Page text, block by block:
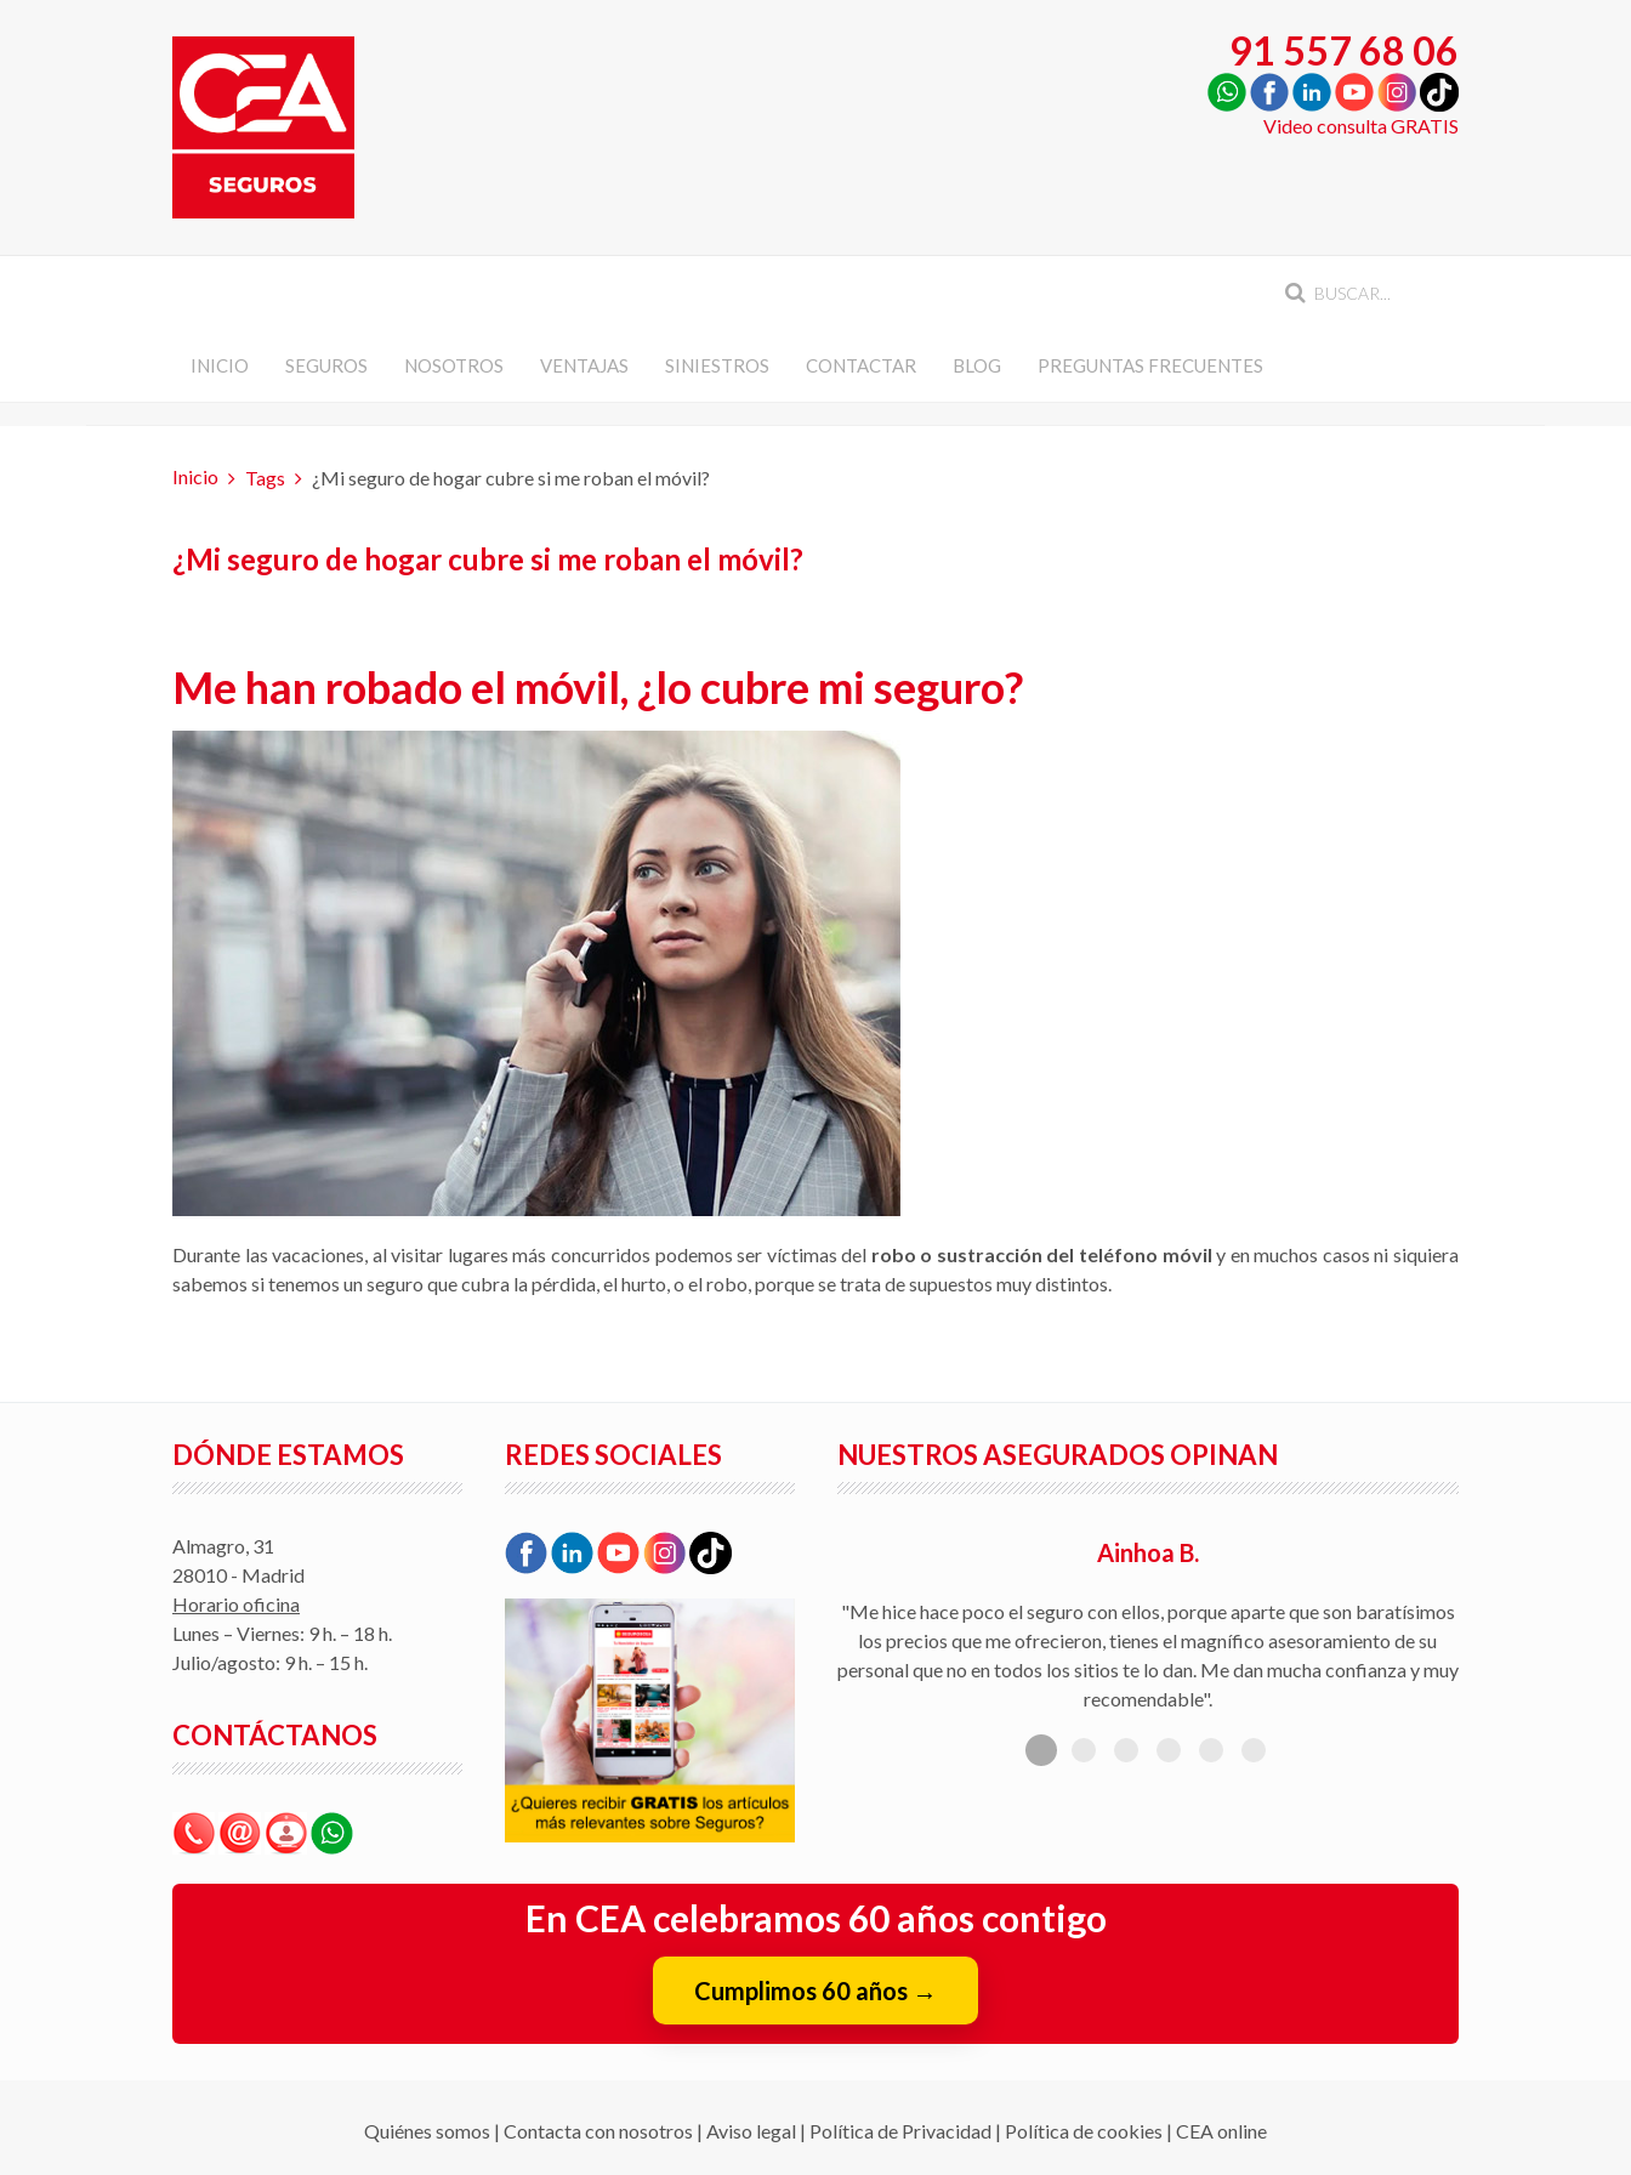
91 557 68 06
Video consulta GRATIS
INICIO SEGUROS NOSOTROS VENTAJAS SINIESTROS CONTACTAR BLOG PREGUNTAS FRECUENTES
Inicio Tags ¿Mi seguro de hogar cubre si me roban el móvil?
¿Mi seguro de hogar cubre si me roban el móvil?
Me han robado el móvil, ¿lo cubre mi seguro?
Durante las vacaciones, al visitar lugares más concurridos podemos ser víctimas del robo o sustracción del teléfono móvil y en muchos casos ni siquiera
sabemos si tenemos un seguro que cubra la pérdida, el hurto, o el robo, porque se trata de supuestos muy distintos.
DÓNDE ESTAMOS
Almagro, 31
28010 - Madrid
Horario oficina
Lunes – Viernes: 9 h. – 18 h.
Julio/agosto: 9 h. – 15 h.
CONTÁCTANOS
REDES SOCIALES NUESTROS ASEGURADOS OPINAN
Ainhoa B.
"Me hice hace poco el seguro con ellos, porque aparte que son baratísimos
los precios que me ofrecieron, tienes el magnífico asesoramiento de su
personal que no en todos los sitios te lo dan. Me dan mucha confianza y muy
recomendable".
En CEA celebramos 60 años contigo
Cumplimos 60 años →
Quiénes somos | Contacta con nosotros | Aviso legal | Política de Privacidad | Política de cookies | CEA online